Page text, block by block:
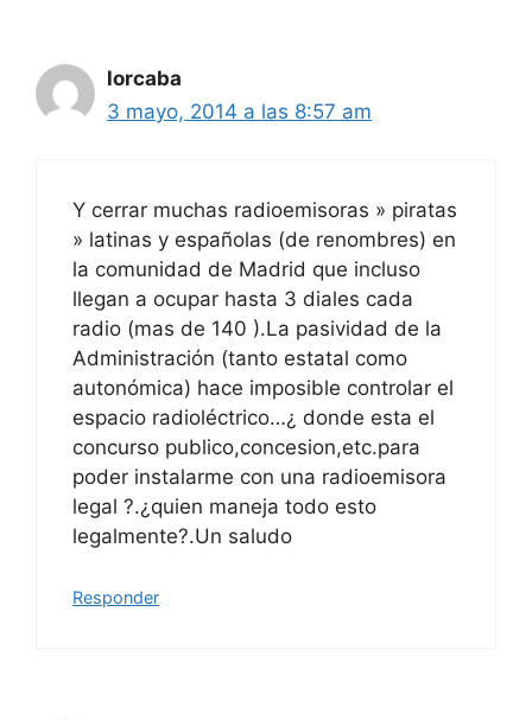
lorcaba
3 mayo, 2014 a las 8:57 am
Y cerrar muchas radioemisoras » piratas
» latinas y españolas (de renombres) en
la comunidad de Madrid que incluso
llegan a ocupar hasta 3 diales cada
radio (mas de 140 ).La pasividad de la
Administración (tanto estatal como
autonómica) hace imposible controlar el
espacio radioléctrico…¿ donde esta el
concurso publico,concesion,etc.para
poder instalarme con una radioemisora
legal ?.¿quien maneja todo esto
legalmente?.Un saludo
Responder